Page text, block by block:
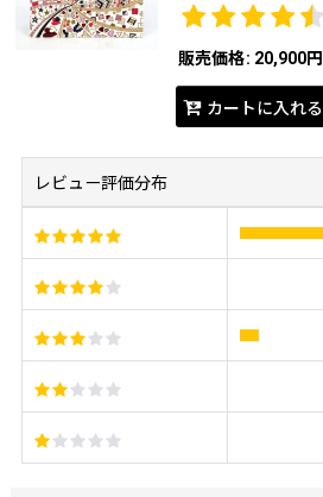
販売価格: 20,900円
カートに入れる
レビュー評価分布